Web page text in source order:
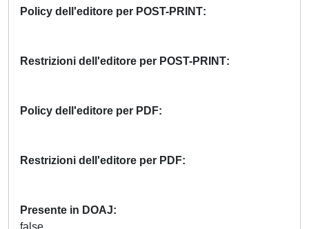
Policy dell'editore per POST-PRINT
Restrizioni dell'editore per POST-PRINT
Policy dell'editore per PDF
Restrizioni dell'editore per PDF
Presente in DOAJ